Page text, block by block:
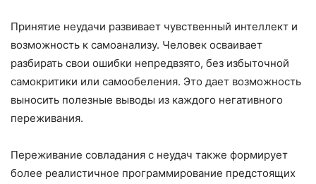
Принятие неудачи развивает чувственный интеллект и
возможность к самоанализу. Человек осваивает
разбирать свои ошибки непредвзято, без избыточной
самокритики или самообеления. Это дает возможность
выносить полезные выводы из каждого негативного
переживания.
Переживание совладания с неудач также формирует
более реалистичное программирование предстоящих